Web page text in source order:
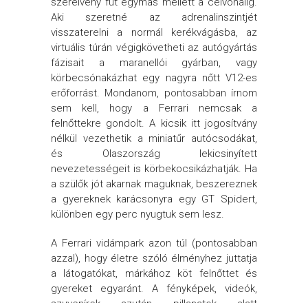
Aki szeretné az adrenalinszintjét
visszaterelni a normál kerékvágásba, az
virtuális túrán végigkövetheti az autógyártás
fázisait a maranellói gyárban, vagy
körbecsónakázhat egy nagyra nőtt V12-es
erőforrást. Mondanom, pontosabban írnom
sem kell, hogy a Ferrari nemcsak a
felnőttekre gondolt. A kicsik itt jogosítvány
nélkül vezethetik a miniatűr autócsodákat,
és Olaszország lekicsinyített
nevezetességeit is körbekocsikázhatják. Ha
a szülők jót akarnak maguknak, beszereznek
a gyereknek karácsonyra egy GT Spidert,
különben egy perc nyugtuk sem lesz.
A Ferrari vidámpark azon túl (pontosabban
azzal), hogy életre szóló élményhez juttatja
a látogatókat, márkához köt felnőttet és
gyereket egyaránt. A fényképek, videók,